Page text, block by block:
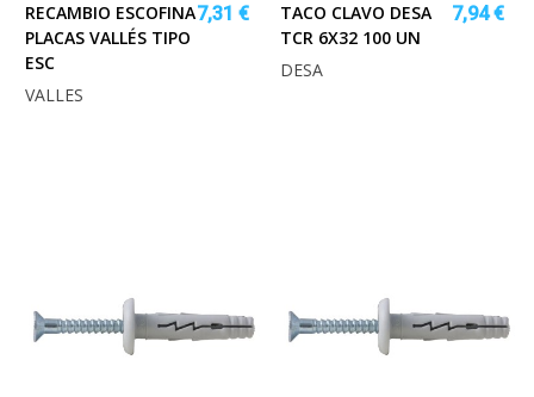
RECAMBIO ESCOFINA
PLACAS VALLÉS TIPO
ESC
7,31 €
VALLES
TACO CLAVO DESA
TCR 6X32 100 UN
7,94 €
DESA